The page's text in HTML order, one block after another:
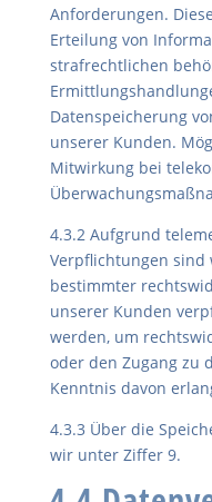
Anforderungen.
Erteilung von
strafrechtlichen
Datenspeicherung
unserer Kunden.
Mitwirkung bei
4.3.2 Aufgrund
Verpflichtungen sind
bestimmter
unserer Kunden
werden, um
oder den Zugang zu
Kenntnis davon
4.3.3 Über die
wir unter Ziffer 9.